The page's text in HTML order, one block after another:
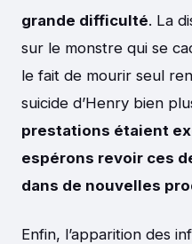
grande difficulté. La
sur le monstre qui se
le fait de mourir seul
suicide d’Henry bien
prestations étaient
espérons revoir ces
dans de nouvelles
Enfin, l’apparition des